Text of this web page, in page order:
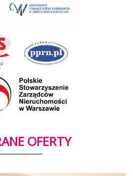
OFERTY